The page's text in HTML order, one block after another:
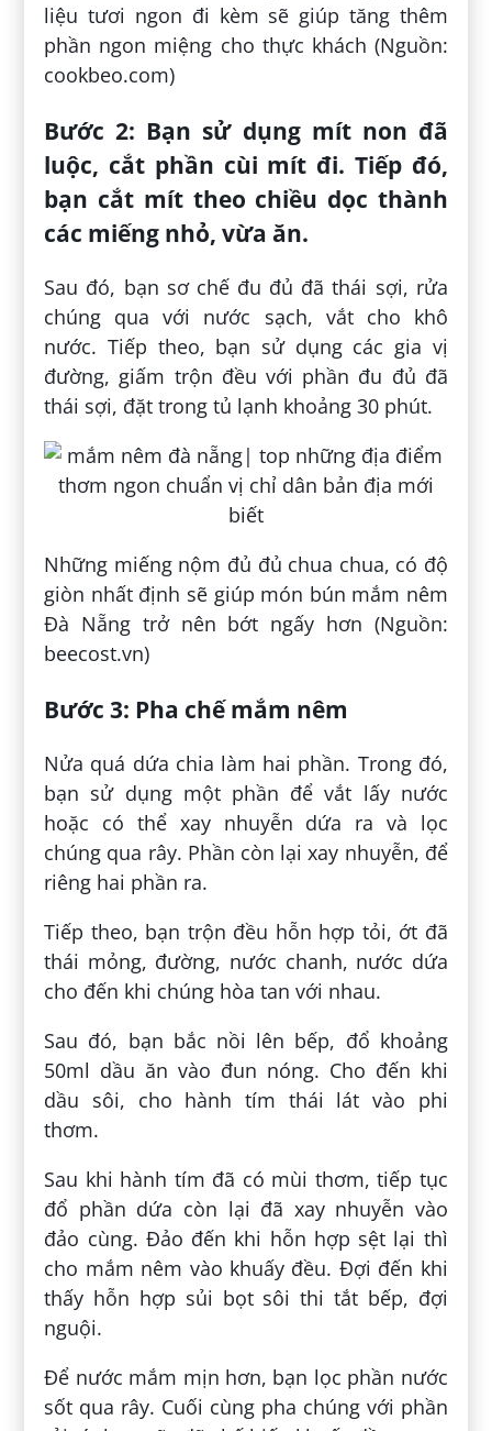
liệu tươi ngon đi kèm sẽ giúp tăng thêm
phần ngon miệng cho thực khách (Nguồn:
cookbeo.com)
Bước 2: Bạn sử dụng mít non đã
luộc, cắt phần cùi mít đi. Tiếp đó,
bạn cắt mít theo chiều dọc thành
các miếng nhỏ, vừa ăn.
Sau đó, bạn sơ chế đu đủ đã thái sợi, rửa
chúng qua với nước sạch, vắt cho khô
nước. Tiếp theo, bạn sử dụng các gia vị
đường, giấm trộn đều với phần đu đủ đã
thái sợi, đặt trong tủ lạnh khoảng 30 phút.
Những miếng nộm đủ đủ chua chua, có độ
giòn nhất định sẽ giúp món bún mắm nêm
Đà Nẵng trở nên bớt ngấy hơn (Nguồn:
beecost.vn)
Bước 3: Pha chế mắm nêm
Nửa quá dứa chia làm hai phần. Trong đó,
bạn sử dụng một phần để vắt lấy nước
hoặc có thể xay nhuyễn dứa ra và lọc
chúng qua rây. Phần còn lại xay nhuyễn, để
riêng hai phần ra.
Tiếp theo, bạn trộn đều hỗn hợp tỏi, ớt đã
thái mỏng, đường, nước chanh, nước dứa
cho đến khi chúng hòa tan với nhau.
Sau đó, bạn bắc nồi lên bếp, đổ khoảng
50ml dầu ăn vào đun nóng. Cho đến khi
dầu sôi, cho hành tím thái lát vào phi
thơm.
Sau khi hành tím đã có mùi thơm, tiếp tục
đổ phần dứa còn lại đã xay nhuyễn vào
đảo cùng. Đảo đến khi hỗn hợp sệt lại thì
cho mắm nêm vào khuấy đều. Đợi đến khi
thấy hỗn hợp sủi bọt sôi thi tắt bếp, đợi
nguội.
Để nước mắm mịn hơn, bạn lọc phần nước
sốt qua rây. Cuối cùng pha chúng với phần